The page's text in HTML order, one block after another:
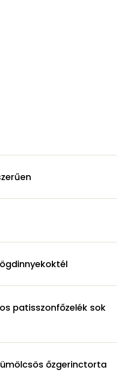
patisszonfőzelék sok
őzgerinctorta